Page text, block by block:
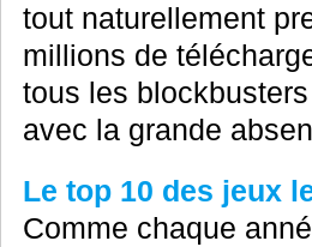
tout naturellement
millions de
tous les
avec la grande
Le top 10 des jeux
Comme chaque